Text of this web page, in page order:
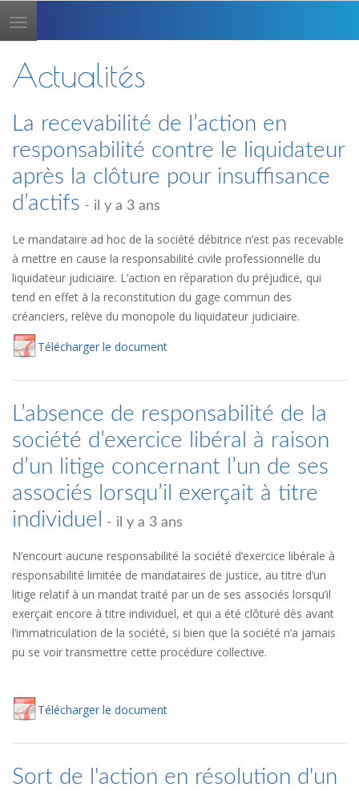
Toggle
navigation
Actualités
La recevabilité de l’action en
responsabilité contre le liquidateur
après la clôture pour insuffisance
d’actifs - il y a 3 ans
Le mandataire ad hoc de la société débitrice n’est pas recevable
à mettre en cause la responsabilité civile professionnelle du
liquidateur judiciaire. L’action en réparation du préjudice, qui
tend en effet à la reconstitution du gage commun des
créanciers, relève du monopole du liquidateur judiciaire.
Télécharger le document
L’absence de responsabilité de la
société d’exercice libéral à raison
d’un litige concernant l’un de ses
associés lorsqu’il exerçait à titre
individuel
- il y a 3 ans
N’encourt aucune responsabilité la société d’exercice libérale à
responsabilité limitée de mandataires de justice, au titre d’un
litige relatif à un mandat traité par un de ses associés lorsqu’il
exerçait encore à titre individuel, et qui a été clôturé dès avant
l’immatriculation de la société, si bien que la société n’a jamais
pu se voir transmettre cette procédure collective.
Télécharger le document
Sort de l'action en résolution d'un